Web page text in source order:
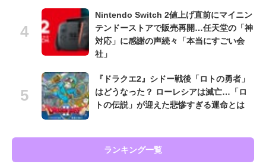
Nintendo Switch 2値上げ直前にマイニン
テンドーストアで販売再開…任天堂の「神
対応」に感謝の声続々「本当にすごい会
社」
『ドラクエ2』シドー戦後「ロトの勇者」
はどうなった？ ローレシアは滅亡…「ロ
トの伝説」が迎えた悲惨すぎる運命とは
ランキング一覧